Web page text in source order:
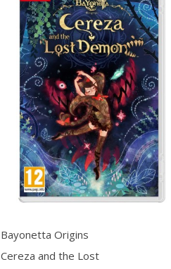
Bayonetta Origins
Cereza and the Lost